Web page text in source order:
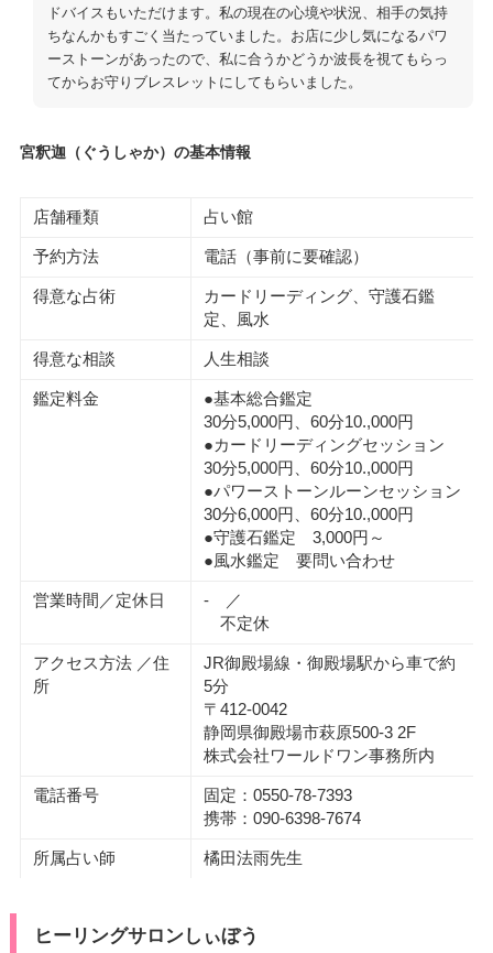
ドバイスもいただけます。私の現在の心境や状況、相手の気持
ちなんかもすごく当たっていました。お店に少し気になるパワ
ーストーンがあったので、私に合うかどうか波長を視てもらっ
てからお守りブレスレットにしてもらいました。
宮釈迦（ぐうしゃか）の基本情報
店舗種類 占い館
予約方法 電話（事前に要確認）
得意な占術
カードリーディング、守護石鑑
定、風水
得意な相談 人生相談
鑑定料金
●基本総合鑑定
30分5,000円、60分10.,000円
●カードリーディングセッション
30分5,000円、60分10.,000円
●パワーストーンルーンセッション
30分6,000円、60分10.,000円
●守護石鑑定 3,000円～
●風水鑑定 要問い合わせ
営業時間／定休日
- ／
不定休
アクセス方法 ／住
所
JR御殿場線・御殿場駅から車で約
5分
〒412-0042
静岡県御殿場市萩原500-3 2F
株式会社ワールドワン事務所内
電話番号
固定：0550-78-7393
携帯：090-6398-7674
所属占い師 橘田法雨先生
ヒーリングサロンしぃぼう